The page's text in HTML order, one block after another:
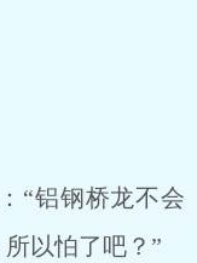
“铝钢桥龙不会
以怕了吧？”